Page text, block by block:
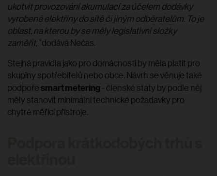
ukotvit provozování akumulací za účelem dodávky
vyrobené elektřiny do sítě či jiným odběratelům. To je
oblast, na kterou by se měly legislativní složky
zaměřit,”dodává Nečas.
Stejná pravidla jako pro domácnosti by měla platit pro
skupiny spotřebitelů nebo obce. Návrh se věnuje také
podpořesmart metering - členské státy by podle něj
měly stanovit minimální technické požadavky pro
chytré měřící přístroje.